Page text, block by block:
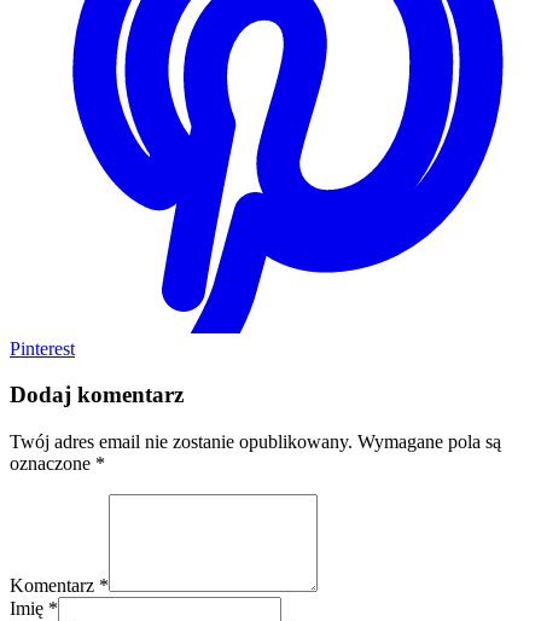
Pinterest
Dodaj komentarz
Twój adres email nie zostanie opublikowany. Wymagane pola są
oznaczone *
Komentarz *
Imię *